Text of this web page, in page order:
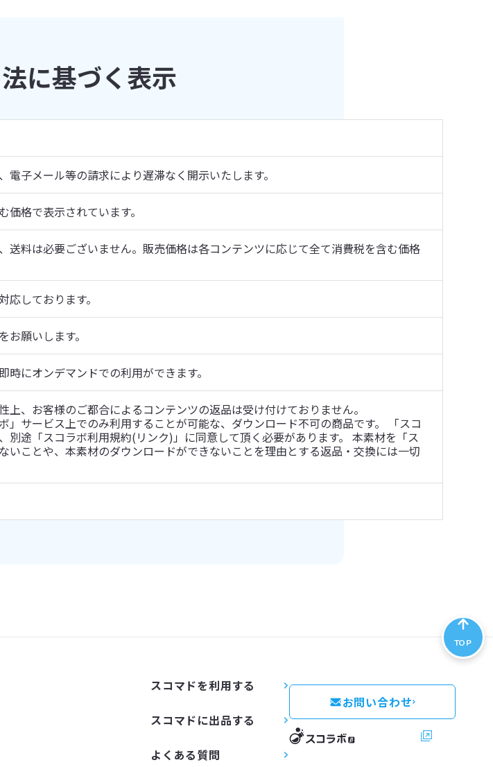
に基づく表示
電子メール等の請求により遅滞なく開示いたします。
格で表示されています。
送料は必要ございません。販売価格は各コンテンツに応じて全て消費税を含む価格
応しております。
お願いします。
時にオンデマンドでの利用ができます。
上、お客様のご都合によるコンテンツの返品は受け付けておりません。
」サービス上でのみ利用することが可能な、ダウンロード不可の商品です。 「スコ
別途「スコラボ利用規約(リンク)」に同意して頂く必要があります。 本素材を「ス
いことや、本素材のダウンロードができないことを理由とする返品・交換には一切
TOP
スコマドを利用する
スコマドに出品する
よくある質問
お問い合わせ
スコラボ